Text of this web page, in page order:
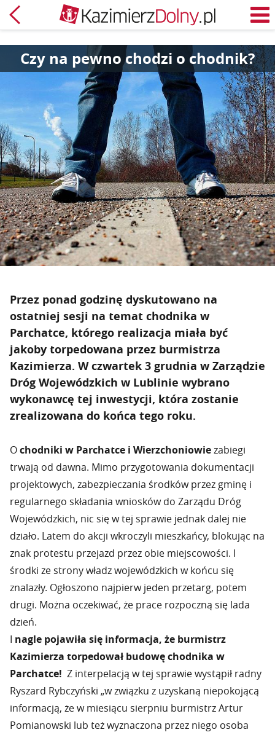
Powrót
Czy na pewno chodzi o chodnik?
Przez ponad godzinę dyskutowano na
ostatniej sesji na temat chodnika w
Parchatce, którego realizacja miała być
jakoby torpedowana przez burmistrza
Kazimierza. W czwartek 3 grudnia w Zarządzie
Dróg Wojewódzkich w Lublinie wybrano
wykonawcę tej inwestycji, która zostanie
zrealizowana do końca tego roku.
Ochodniki w Parchatce i Wierzchoniowiezabiegi
trwają od dawna. Mimo przygotowania dokumentacji
projektowych, zabezpieczania środków przez gminę i
regularnego składania wniosków do Zarządu Dróg
Wojewódzkich, nic się w tej sprawie jednak dalej nie
działo. Latem do akcji wkroczyli mieszkańcy, blokując na
znak protestu przejazd przez obie miejscowości. I
środki ze strony władz wojewódzkich w końcu się
znalazły. Ogłoszono najpierw jeden przetarg, potem
drugi. Można oczekiwać, że prace rozpoczną się lada
dzień.
I nagle pojawiła się informacja, że burmistrz
Kazimierza torpedował budowę chodnika w
Parchatce! Z interpelacją w tej sprawie wystąpił radny
Ryszard Rybczyński „w związku z uzyskaną niepokojącą
informacją, że w miesiącu sierpniu burmistrz Artur
Pomianowski lub też wyznaczona przez niego osoba